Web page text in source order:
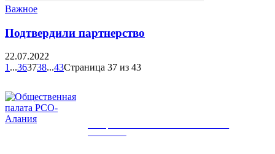
Важное
Подтвердили партнерство
22.07.2022
1...363738...43Страница 37 из 43